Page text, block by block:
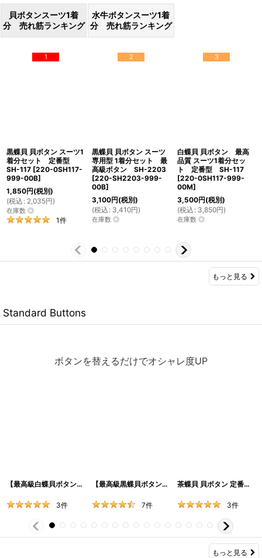
貝ボタンスーツ1着
分 売れ筋ランキング
水牛ボタンスーツ1着
分 売れ筋ランキング
1
黒蝶貝 貝ボタン スーツ1
着分セット 定番型
SH-117 [220-0SH117-
999-00B]
1,850円(税別)
(税込 : 2,035円)
在庫数 ◎
1件
2
黒蝶貝 貝ボタン スーツ
専用型 1着分セット 最
高級ボタン SH-2203
[220-SH2203-999-
00B]
3,100円(税別)
(税込 : 3,410円)
在庫数 ◎
3
白蝶貝 貝ボタン 最高
品質 スーツ1着分セッ
ト 定番型 SH-117
[220-0SH117-999-
00M]
3,500円(税別)
(税込 : 3,850円)
在庫数 ◎
もっと見る
Standard Buttons
ボタンを替えるだけでオシャレ度UP
【最高級白蝶貝ボタン】定番No.17型 4穴 SH-117（9mm〜25mm）高級シャツ・ジャケット用バラ売り
3件
【最高級黒蝶貝ボタン】定番No.17型 4穴 SH-117（8mm〜30mm）高級スーツ・シャツ用バラ売り
7件
茶蝶貝 貝ボタン 定番の17型 4穴 SH-117
3件
もっと見る